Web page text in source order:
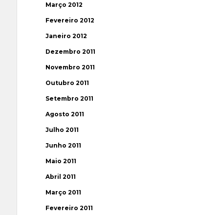
Março 2012
Fevereiro 2012
Janeiro 2012
Dezembro 2011
Novembro 2011
Outubro 2011
Setembro 2011
Agosto 2011
Julho 2011
Junho 2011
Maio 2011
Abril 2011
Março 2011
Fevereiro 2011